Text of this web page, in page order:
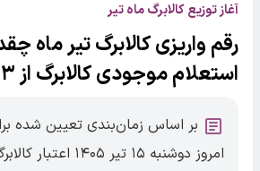
آغاز توزیع کالابرگ ماه تیر
رقم واریزی کالابرگ تیر ماه
استعلام موجودی کالابرگ از ۳ طریق
بر اساس زمان‌بندی تعیین شده
امروز دوشنبه ۱۵ تیر